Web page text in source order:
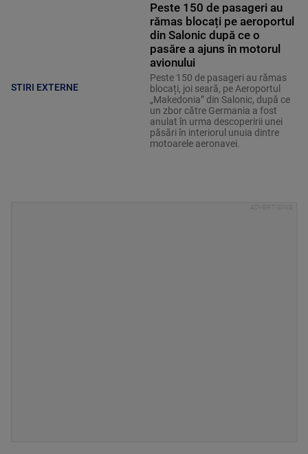
STIRI EXTERNE
Peste 150 de pasageri au
rămas blocați pe aeroportul
din Salonic după ce o
pasăre a ajuns în motorul
avionului
Peste 150 de pasageri au rămas
blocați, joi seară, pe Aeroportul
„Makedonia” din Salonic, după ce
un zbor către Germania a fost
anulat în urma descoperirii unei
păsări în interiorul unuia dintre
motoarele aeronavei.